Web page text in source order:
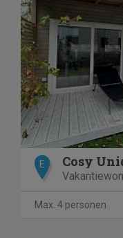
E Cosy
Max. 4 personen